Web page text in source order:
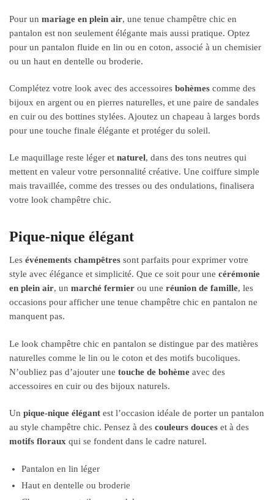
Pour un mariage en plein air, une tenue champêtre chic en
pantalon est non seulement élégante mais aussi pratique. Optez
pour un pantalon fluide en lin ou en coton, associé à un chemisier
ou un haut en dentelle ou broderie.
Complétez votre look avec des accessoires bohèmes comme des
bijoux en argent ou en pierres naturelles, et une paire de sandales
en cuir ou des bottines stylées. Ajoutez un chapeau à larges bords
pour une touche finale élégante et protéger du soleil.
Le maquillage reste léger et naturel, dans des tons neutres qui
mettent en valeur votre personnalité créative. Une coiffure simple
mais travaillée, comme des tresses ou des ondulations, finalisera
votre look champêtre chic.
Pique-nique élégant
Les événements champêtres sont parfaits pour exprimer votre
style avec élégance et simplicité. Que ce soit pour une cérémonie
en plein air, un marché fermier ou une réunion de famille, les
occasions pour afficher une tenue champêtre chic en pantalon ne
manquent pas.
Le look champêtre chic en pantalon se distingue par des matières
naturelles comme le lin ou le coton et des motifs bucoliques.
N’oubliez pas d’ajouter une touche de bohème avec des
accessoires en cuir ou des bijoux naturels.
Un pique-nique élégant est l’occasion idéale de porter un pantalon
au style champêtre chic. Pensez à des couleurs douces et à des
motifs floraux qui se fondent dans le cadre naturel.
Pantalon en lin léger
Haut en dentelle ou broderie